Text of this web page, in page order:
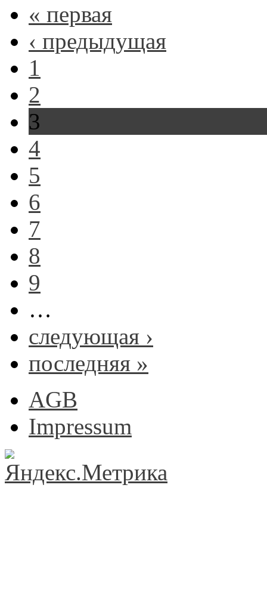
« первая
‹ предыдущая
1
2
3
4
5
6
7
8
9
…
следующая ›
последняя »
AGB
Impressum